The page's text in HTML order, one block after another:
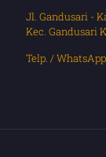
Jl. Gandusari -
Kec. Gandusari
Telp. / WhatsApp